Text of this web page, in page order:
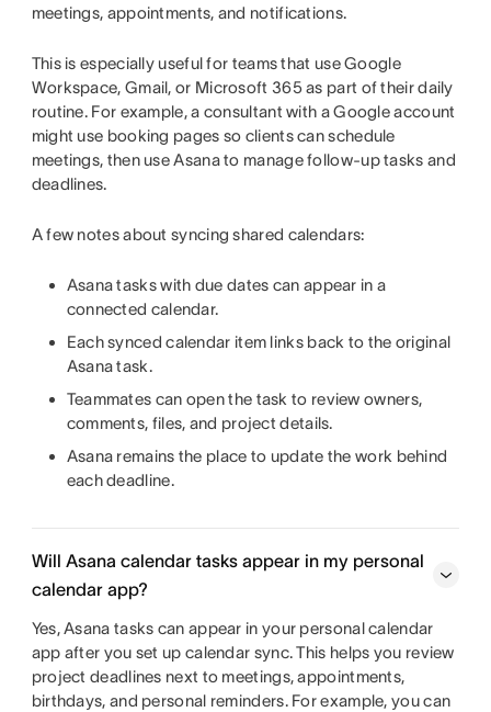
meetings, appointments, and notifications.
This is especially useful for teams that use Google
Workspace, Gmail, or Microsoft 365 as part of their daily
routine. For example, a consultant with a Google account
might use booking pages so clients can schedule
meetings, then use Asana to manage follow-up tasks and
deadlines.
A few notes about syncing shared calendars:
Asana tasks with due dates can appear in a
connected calendar.
Each synced calendar item links back to the original
Asana task.
Teammates can open the task to review owners,
comments, files, and project details.
Asana remains the place to update the work behind
each deadline.
Will Asana calendar tasks appear in my personal
calendar app?
Yes, Asana tasks can appear in your personal calendar
app after you set up calendar sync. This helps you review
project deadlines next to meetings, appointments,
birthdays, and personal reminders. For example, you can